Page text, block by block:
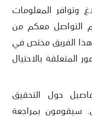
وتوافر المعلومات
التواصل معكم من
هذا الفريق مختص في
المتعلقة بالاحتيال
حول التحقيق
سيقومون بمراجعة